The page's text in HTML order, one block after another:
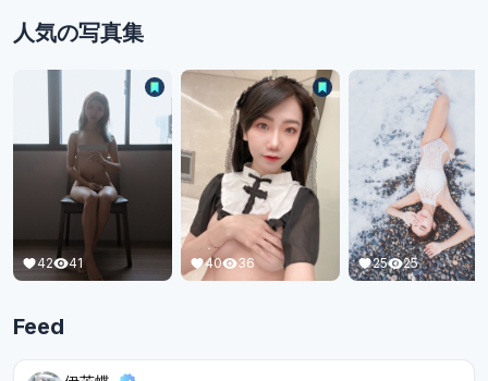
人気の写真集
42 41 40 36 25 25
Feed